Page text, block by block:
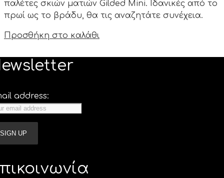
παλέτες σκιών ματιών Gilded Mini. Ιδανικές από το
πρωί ως το βράδυ, θα τις αναζητάτε συνέχεια.
Προσθήκη στο καλάθι
address: